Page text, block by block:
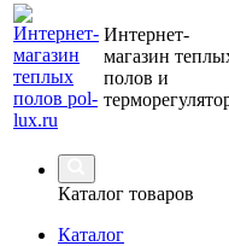
Интернет-
магазин
полов и
Каталог товаров
Каталог